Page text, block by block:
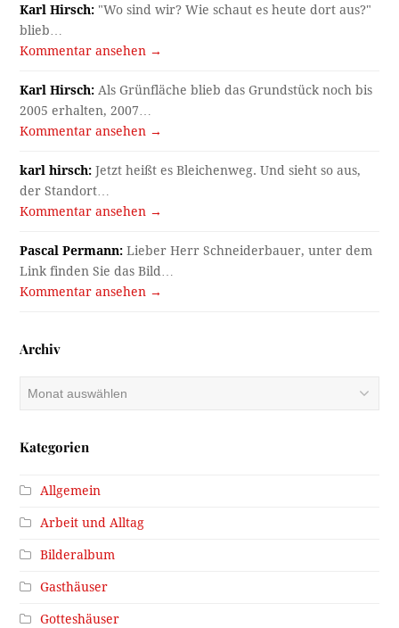
Karl Hirsch: "Wo sind wir? Wie schaut es heute dort aus?"
blieb…
Kommentar ansehen →
Karl Hirsch: Als Grünfläche blieb das Grundstück noch bis
2005 erhalten, 2007…
Kommentar ansehen →
karl hirsch: Jetzt heißt es Bleichenweg. Und sieht so aus,
der Standort…
Kommentar ansehen →
Pascal Permann: Lieber Herr Schneiderbauer, unter dem
Link finden Sie das Bild…
Kommentar ansehen →
Archiv
Kategorien
Allgemein
Arbeit und Alltag
Bilderalbum
Gasthäuser
Gotteshäuser